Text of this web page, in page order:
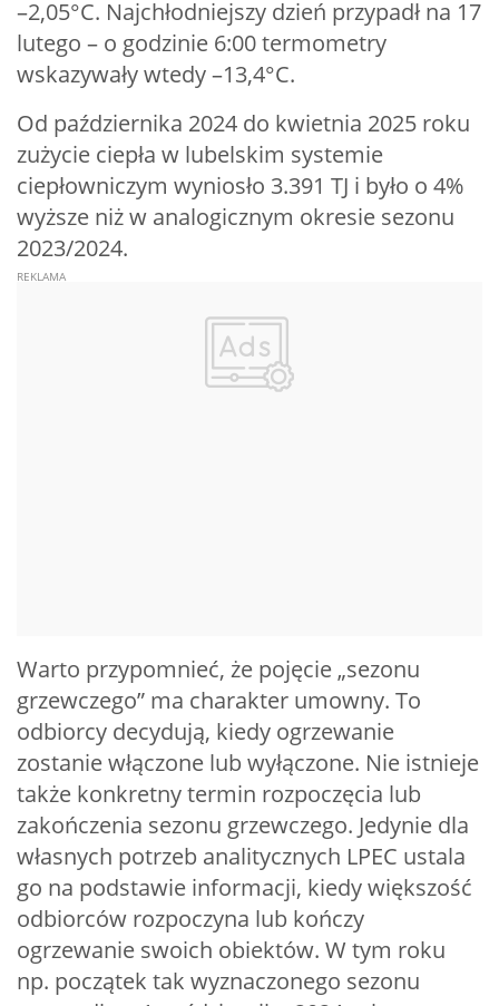
–2,05°C. Najchłodniejszy dzień przypadł na 17
lutego – o godzinie 6:00 termometry
wskazywały wtedy –13,4°C.
Od października 2024 do kwietnia 2025 roku
zużycie ciepła w lubelskim systemie
ciepłowniczym wyniosło 3.391 TJ i było o 4%
wyższe niż w analogicznym okresie sezonu
2023/2024.
Warto przypomnieć, że pojęcie „sezonu
grzewczego” ma charakter umowny. To
odbiorcy decydują, kiedy ogrzewanie
zostanie włączone lub wyłączone. Nie istnieje
także konkretny termin rozpoczęcia lub
zakończenia sezonu grzewczego. Jedynie dla
własnych potrzeb analitycznych LPEC ustala
go na podstawie informacji, kiedy większość
odbiorców rozpoczyna lub kończy
ogrzewanie swoich obiektów. W tym roku
np. początek tak wyznaczonego sezonu